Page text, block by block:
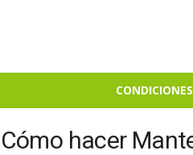
Cómo hacer